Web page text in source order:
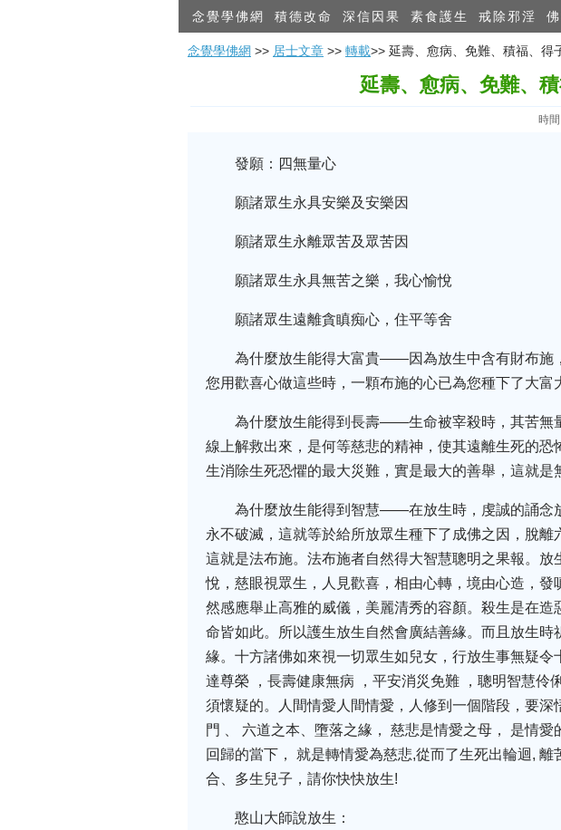
念覺學佛網 積德改命 深信因果 素食護生 戒除邪淫
念覺學佛網 >> 居士文章 >> 轉載>> 延壽、愈病、免難、積福、得
延壽、愈病、免難、
時
發願：四無量心
願諸眾生永具安樂及安樂因
願諸眾生永離眾苦及眾苦因
願諸眾生永具無苦之樂，我心愉悅
願諸眾生遠離貪瞋痴心，住平等舍
為什麼放生能得大富貴——因為放生中含有財布施
您用歡喜心做這些時，一顆布施的心已為您種下了大富
為什麼放生能得到長壽——生命被宰殺時，其苦無
線上解救出來，是何等慈悲的精神，使其遠離生死的
生消除生死恐懼的最大災難，實是最大的善舉，這就
為什麼放生能得到智慧——在放生時，虔誠的誦念
永不破滅，這就等於給所放眾生種下了成佛之因，脫
這就是法布施。法布施者自然得大智慧聰明之果報。
悅，慈眼視眾生，人見歡喜，相由心轉，境由心造，
然感應舉止高雅的威儀，美麗清秀的容顏。殺生是在
命皆如此。所以護生放生自然會廣結善緣。而且放生
緣。十方諸佛如來視一切眾生如兒女，行放生事無疑
達尊榮 ，長壽健康無病 ，平安消災免難 ，聰明智慧
須懷疑的。人間情愛人間情愛，人修到一個階段，要
門 、 六道之本、墮落之緣， 慈悲是情愛之母， 是情
回歸的當下， 就是轉情愛為慈悲,從而了生死出輪迴,
合、多生兒子，請你快快放生!
憨山大師說放生：